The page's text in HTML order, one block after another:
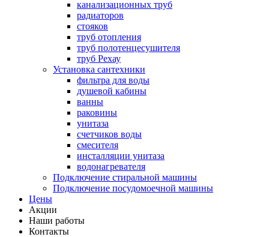
канализационных труб
радиаторов
стояков
труб отопления
труб полотенцесушителя
труб Рехау
Установка сантехники
фильтра для воды
душевой кабины
ванны
раковины
унитаза
счетчиков воды
смесителя
инсталляции унитаза
водонагревателя
Подключение стиральной машины
Подключение посудомоечной машины
Цены
Акции
Наши работы
Контакты